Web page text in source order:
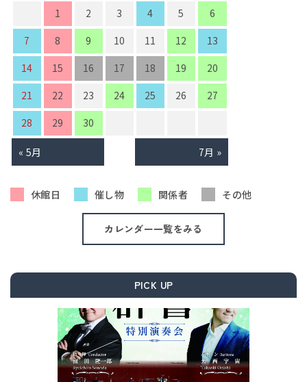
1 2 3 4 5
6
7
8 9 10 11 12
13
14
15 16 17 18 19
20
21
22 23 24 25 26
27
28
29 30
« 5月 7月 »
休館日 催し物 関係者 その他
カレンダー一覧をみる
PICK UP